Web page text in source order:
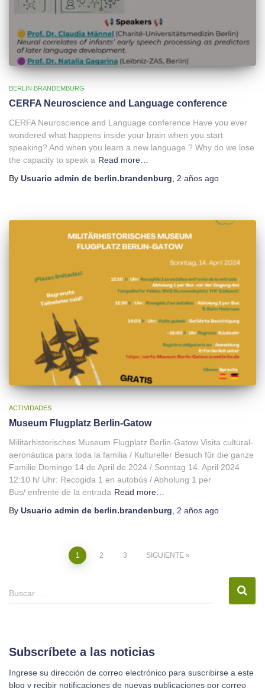
BERLIN BRANDEMBURG
CERFA Neuroscience and Language conference
CERFA Neuroscience and Language conference Have you ever
wondered what happens inside your brain when you start
speaking? And when you learn a new language ? Why do we lose
the capacity to speak a Read more…
By Usuario admin de berlin.brandenburg 2 años ago
ACTIVIDADES
Museum Flugplatz Berlin-Gatow
Militärhistorisches Museum Flugplatz Berlin-Gatow Visita cultural-
aeronáutica para toda la familia / Kultureller Besuch für die ganze
Familie Domingo 14 de April de 2024 / Sonntag 14. April 2024
12:10 h/ Uhr: Recogida 1 en autobús / Abholung 1 per
Bus/ enfrente de la entrada Read more…
By Usuario admin de berlin.brandenburg 2 años ago
Navegación
entradas
1 2 3 SIGUIENTE
r
Buscar …
Subscríbete a las noticias
Ingrese su dirección de correo electrónico para suscribirse a este
blog y recibir notificaciones de nuevas publicaciones por correo